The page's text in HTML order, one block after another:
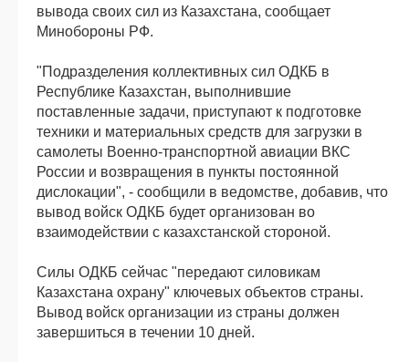
вывода своих сил из Казахстана, сообщает
Минобороны РФ.
"Подразделения коллективных сил ОДКБ в
Республике Казахстан, выполнившие
поставленные задачи, приступают к подготовке
техники и материальных средств для загрузки в
самолеты Военно-транспортной авиации ВКС
России и возвращения в пункты постоянной
дислокации", - сообщили в ведомстве, добавив, что
вывод войск ОДКБ будет организован во
взаимодействии с казахстанской стороной.
Силы ОДКБ сейчас "передают силовикам
Казахстана охрану" ключевых объектов страны.
Вывод войск организации из страны должен
завершиться в течении 10 дней.